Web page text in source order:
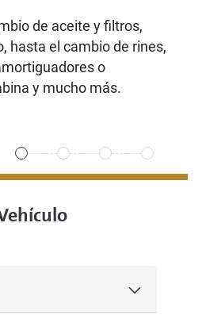
de aceite y filtros,
hasta el cambio de rines,
o
y mucho más.